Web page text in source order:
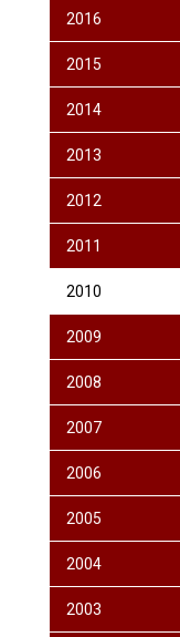
2016
2015
2014
2013
2012
2011
2010
2009
2008
2007
2006
2005
2004
2003